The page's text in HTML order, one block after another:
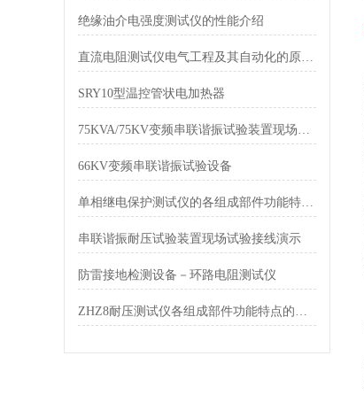
绝缘油介电强度测试仪的性能介绍
直流电阻测试仪电气工程及其自动化的原则和设计思想
SRY10型温控管状电加热器
75KVA/75KV变频串联谐振试验装置现场试验操作规程
66KV变频串联谐振试验设备
单相继电保护测试仪的各组成部件功能特点分享
串联谐振耐压试验装置现场试验接线演示
防雷接地检测设备－环路电阻测试仪
ZHZ8耐压测试仪各组成部件功能特点的专业阐释与分享